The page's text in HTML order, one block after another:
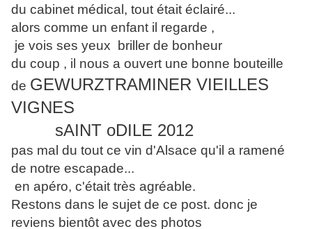
du cabinet médical, tout était éclairé...
alors comme un enfant il regarde ,
je vois ses yeux briller de bonheur
du coup , il nous a ouvert une bonne bouteille
de GEWURZTRAMINER VIEILLES
VIGNES
sAINT oDILE 2012
pas mal du tout ce vin d'Alsace qu'il a ramené
de notre escapade...
en apéro, c'était très agréable.
Restons dans le sujet de ce post. donc je
reviens bientôt avec des photos